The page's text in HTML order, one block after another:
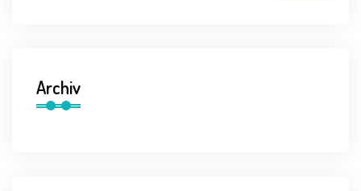
Archiv